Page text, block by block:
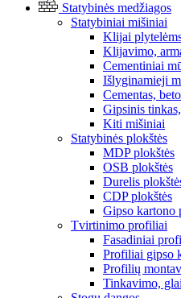
Statybinės medžiagos
Statybiniai mišiniai
Klijai
Klijavimo,
Cementiniai
Išlyginamieji
Cementas,
Gipsinis
Kiti mišiniai
Statybinės plokštės
MDP plokštės
OSB plokštės
Durelis
CDP plokštės
Gipso kartono
Tvirtinimo profiliai
Fasadiniai
Profiliai gipso
Profilių
Tinkavimo,